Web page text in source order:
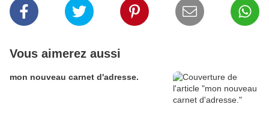
Vous aimerez aussi
mon nouveau carnet d'adresse.